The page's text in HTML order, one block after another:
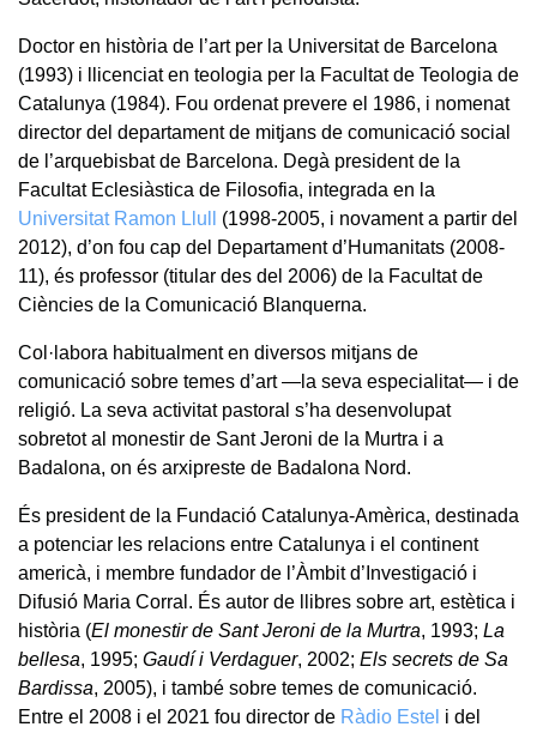
Doctor en història de l’art per la Universitat de Barcelona
(1993) i llicenciat en teologia per la Facultat de Teologia de
Catalunya (1984). Fou ordenat prevere el 1986, i nomenat
director del departament de mitjans de comunicació social
de l’arquebisbat de Barcelona. Degà president de la
Facultat Eclesiàstica de Filosofia, integrada en la
Universitat Ramon Llull
(1998-2005, i novament a partir del
2012), d’on fou cap del Departament d’Humanitats (2008-
11), és professor (titular des del 2006) de la Facultat de
Ciències de la Comunicació Blanquerna.
Col·labora habitualment en diversos mitjans de
comunicació sobre temes d’art —la seva especialitat— i de
religió. La seva activitat pastoral s’ha desenvolupat
sobretot al monestir de Sant Jeroni de la Murtra i a
Badalona, on és arxipreste de Badalona Nord.
És president de la Fundació Catalunya-Amèrica, destinada
a potenciar les relacions entre Catalunya i el continent
americà, i membre fundador de l’Àmbit d’Investigació i
Difusió Maria Corral. És autor de llibres sobre art, estètica i
història (El monestir de Sant Jeroni de la Murtra, 1993; La
bellesa, 1995; Gaudí i Verdaguer, 2002; Els secrets de Sa
Bardissa, 2005), i també sobre temes de comunicació.
Entre el 2008 i el 2021 fou director de Ràdio Estel i del